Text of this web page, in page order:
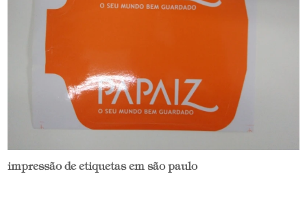
impressão de etiquetas em são paulo